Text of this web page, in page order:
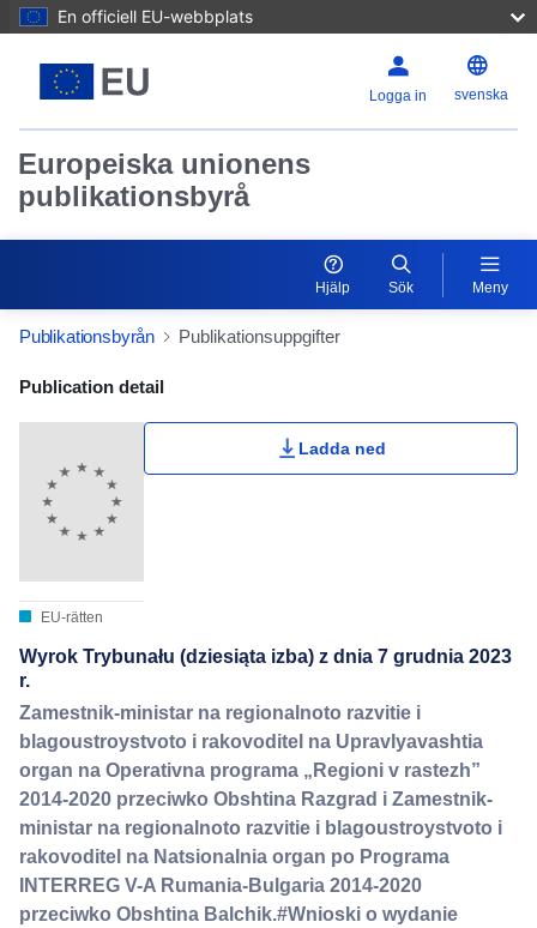
En officiell EU-webbplats
Logga in svenska
Europeiska unionens
publikationsbyrå
Hjälp Sök Meny
Publikationsbyrån Publikationsuppgifter
Publication Detail Actions Portlet
Publication detail
EU-rätten
Ladda ned
Wyrok Trybunału (dziesiąta izba) z dnia 7 grudnia 2023
r.
Zamestnik-ministar na regionalnoto razvitie i
blagoustroystvoto i rakovoditel na Upravlyavashtia
organ na Operativna programa „Regioni v rastezh”
2014-2020 przeciwko Obshtina Razgrad i Zamestnik-
ministar na regionalnoto razvitie i blаgoustroystvoto i
rakovoditel na Natsionalnia organ po Programa
INTERREG V-A Rumania-Bulgaria 2014-2020
przeciwko Obshtina Balchik.#Wnioski o wydanie